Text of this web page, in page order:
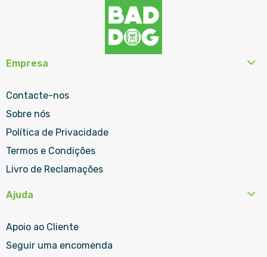
Empresa
Contacte-nos
Sobre nós
Política de Privacidade
Termos e Condições
Livro de Reclamações
Ajuda
Apoio ao Cliente
Seguir uma encomenda